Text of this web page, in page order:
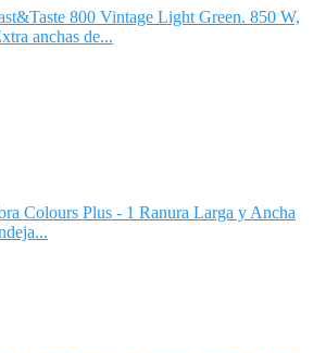
800 Vintage Light Green. 850 W,
anchas de...
Colours Plus - 1 Ranura Larga y Ancha